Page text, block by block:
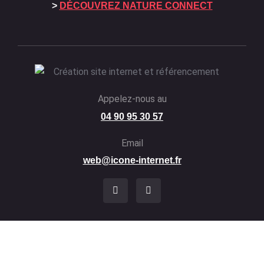
> DÉCOUVREZ NATURE CONNECT
Appelez-nous au
04 90 95 30 57
Email
web@icone-internet.fr